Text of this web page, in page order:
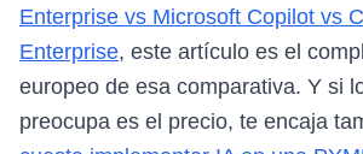
Enterprise vs Microsoft Copilot vs
Enterprise, este artículo es el
europeo de esa comparativa. Y si
preocupa es el precio, te encaja